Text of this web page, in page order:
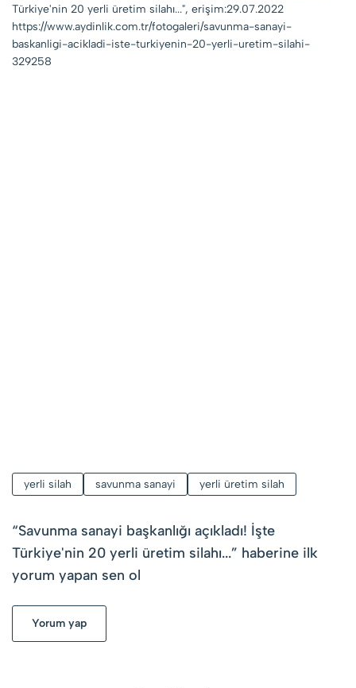
Türkiye'nin 20 yerli üretim silahı...", erişim:29.07.2022
https://www.aydinlik.com.tr/fotogaleri/savunma-sanayi-
baskanligi-acikladi-iste-turkiyenin-20-yerli-uretim-silahi-
329258
yerli silah savunma sanayi yerli üretim silah
“Savunma sanayi başkanlığı açıkladı! İşte
Türkiye'nin 20 yerli üretim silahı...” haberine ilk
yorum yapan sen ol
Yorum yap